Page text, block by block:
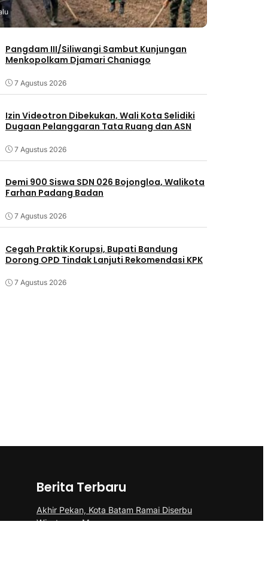
Pangdam III/Siliwangi Sambut Kunjungan
Menkopolkam Djamari Chaniago
7 Agustus 2026
Izin Videotron Dibekukan, Wali Kota Selidiki
Dugaan Pelanggaran Tata Ruang dan ASN
7 Agustus 2026
Demi 900 Siswa SDN 026 Bojongloa, Walikota
Farhan Padang Badan
7 Agustus 2026
Cegah Praktik Korupsi, Bupati Bandung
Dorong OPD Tindak Lanjuti Rekomendasi KPK
7 Agustus 2026
Berita Terbaru
Akhir Pekan, Kota Batam Ramai Diserbu
Wisatawan Mancanegara